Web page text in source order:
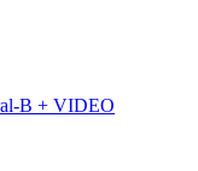
B + VIDEO